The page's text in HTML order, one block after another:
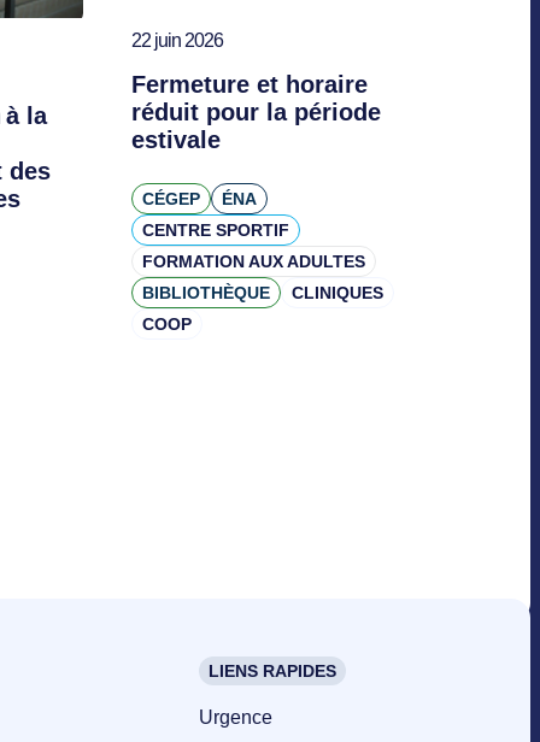
à la
des
22 juin 2026
Fermeture et horaire
réduit pour la période
estivale
CÉGEP
ÉNA
CENTRE SPORTIF
FORMATION AUX ADULTES
BIBLIOTHÈQUE
CLINIQUES
COOP
LIENS RAPIDES
Urgence